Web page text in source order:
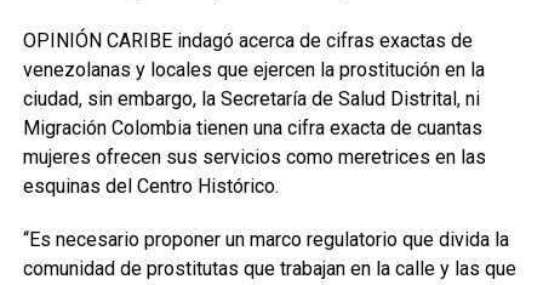
OPINIÓN CARIBE indagó acerca de cifras exactas de
venezolanas y locales que ejercen la prostitución en la
ciudad, sin embargo, la Secretaría de Salud Distrital, ni
Migración Colombia tienen una cifra exacta de cuantas
mujeres ofrecen sus servicios como meretrices en las
esquinas del Centro Histórico.
“Es necesario proponer un marco regulatorio que divida la
comunidad de prostitutas que trabajan en la calle y las que